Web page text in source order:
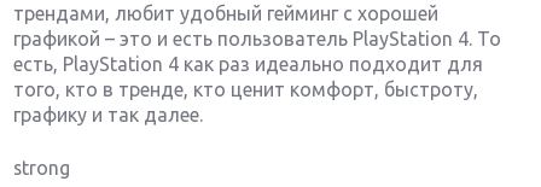
трендами, любит удобный гейминг с хорошей
графикой – это и есть пользователь PlayStation 4. То
есть, PlayStation 4 как раз идеально подходит для
того, кто в тренде, кто ценит комфорт, быстроту,
графику и так далее.
strong